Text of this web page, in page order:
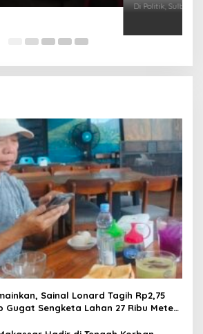
13 Oktober 2025
Sainal Lonard Tagih Rp2,75
Gugat Sengketa Lahan 27 Ribu Meter